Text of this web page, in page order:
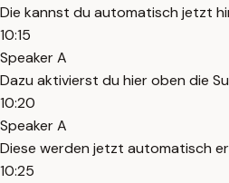
Die kannst du automatisch jetzt
10:15
Speaker A
Dazu aktivierst du hier oben die
10:20
Speaker A
Diese werden jetzt automatisch
10:25